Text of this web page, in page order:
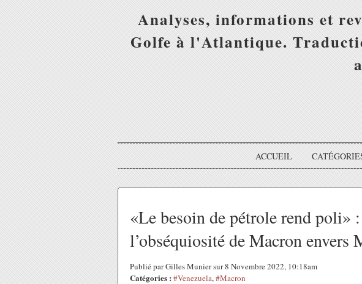
Analyses, informations et
Golfe à l'Atlantique.
ACCUEIL
«Le besoin de pétrole rend poli»
l’obséquiosité de Macron envers
Publié par Gilles Munier sur 8 Novembre 2022, 10:18am
Catégories : #Venezuela,#Macron